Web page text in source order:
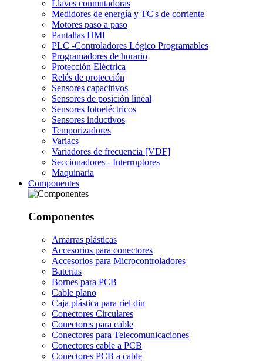
Llaves conmutadoras
Medidores de energía y TC's de corriente
Motores paso a paso
Pantallas HMI
PLC -Controladores Lógico Programables
Programadores de horario
Protección Eléctrica
Relés de protección
Sensores capacitivos
Sensores de posición lineal
Sensores fotoeléctricos
Sensores inductivos
Temporizadores
Variacs
Variadores de frecuencia [VDF]
Seccionadores - Interruptores
Maquinaria
Componentes
Componentes
Amarras plásticas
Accesorios para conectores
Accesorios para Microcontroladores
Baterías
Bornes para PCB
Cable plano
Caja plástica para riel din
Conectores Circulares
Conectores para cable
Conectores para Telecomunicaciones
Conectores cable a PCB
Conectores PCB a cable